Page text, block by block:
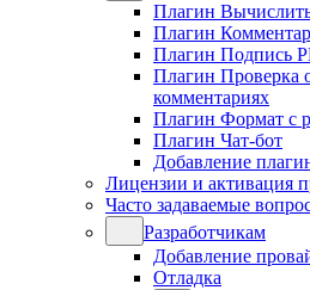
Плагин
Плагин
Плагин Подпись
Плагин Проверка
комментариях
Плагин Формат с
Плагин Чат-бот
Добавление
Лицензии и активация
Часто задаваемые
Разработчикам
Добавление
Отладка